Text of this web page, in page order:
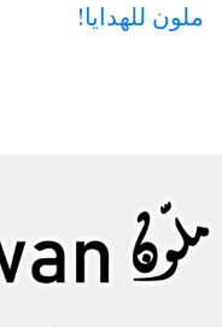
ملون للهدايا!